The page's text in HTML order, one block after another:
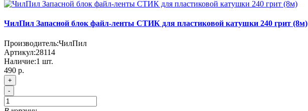
ЧилПил Запасной блок файл-ленты СТИК для пластиковой катушки 240 грит (8м)
Производитель:ЧилПил
Артикул:28114
Наличие:1 шт.
490 р.
+
-